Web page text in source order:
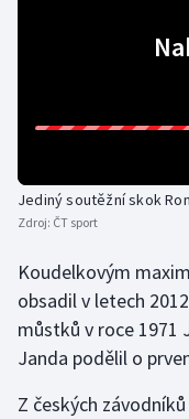
Lyže a snowboard
Motorsport
Olympijské hry
Parasport
Jediný soutěžní skok
Zdroj: ČT sport
Koudelkovým
obsadil v letech
můstků v roce 1971
Janda podělil o
Z českých